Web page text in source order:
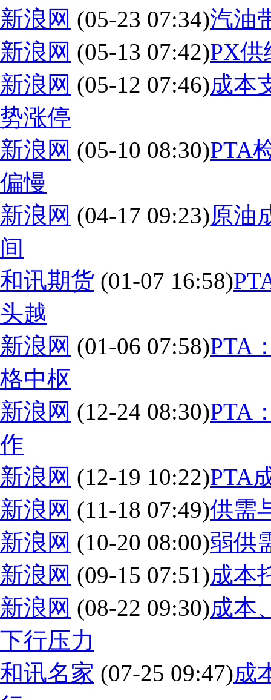
新浪网 (05-23 07:34)汽油
新浪网 (05-13 07:42)PX供
新浪网 (05-12 07:46)成本
势涨停
新浪网 (05-10 08:30)PTA
偏慢
新浪网 (04-17 09:23)原油
间
和讯期货 (01-07 16:58)
头越
新浪网 (01-06 07:58)PTA
格中枢
新浪网 (12-24 08:30)PTA
作
新浪网 (12-19 10:22)PTA
新浪网 (11-18 07:49)供需
新浪网 (10-20 08:00)弱供
新浪网 (09-15 07:51)成本
新浪网 (08-22 09:30)成本
下行压力
和讯名家 (07-25 09:47)成